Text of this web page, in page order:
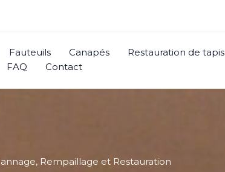
Fauteuils Canapés
Restauration de tapis
FAQ Contact
Rempaillage et Restauration